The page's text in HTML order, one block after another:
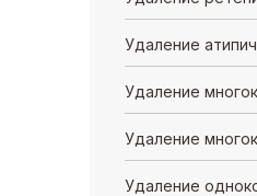
Удаление
Удаление
Удаление
Удаление